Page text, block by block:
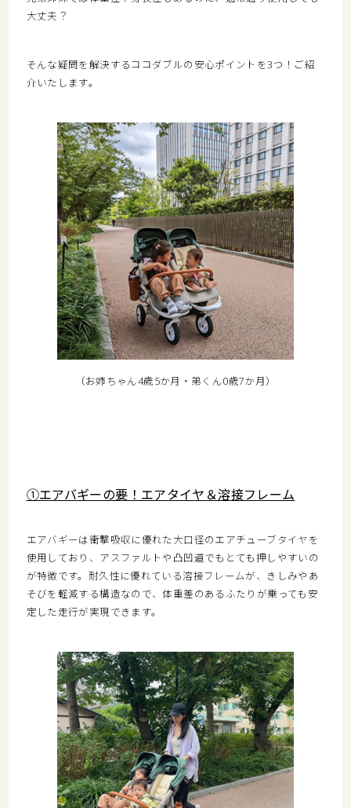
大丈夫？
そんな疑問を解決するココダブルの安心ポイントを3つ！ご紹
介いたします。
（お姉ちゃん4歳5か月・弟くん0歳7か月）
①エアバギーの要！エアタイヤ＆溶接フレーム
エアバギーは衝撃吸収に優れた大口径のエアチューブタイヤを
使用しており、アスファルトや凸凹道でもとても押しやすいの
が特徴です。耐久性に優れている溶接フレームが、きしみやあ
そびを軽減する構造なので、体重差のあるふたりが乗っても安
定した走行が実現できます。